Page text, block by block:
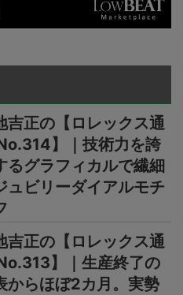
吉正の【ロレックス通
】｜技術力を誇
るグラフィカルで繊細
ュビリーダイアルモチ
吉正の【ロレックス通
】｜生産終了の
からほぼ2カ月。実勢